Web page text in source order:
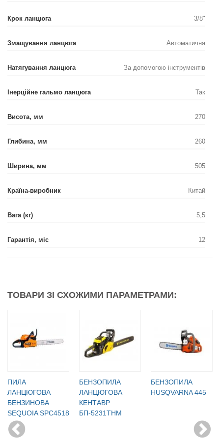
Крок ланцюга 3/8"
Змащування ланцюга Автоматична
Натягування ланцюга За допомогою інструментів
Інерційне гальмо ланцюга Так
Висота, мм 270
Глибина, мм 260
Ширина, мм 505
Країна-виробник Китай
Вага (кг) 5,5
Гарантія, міс 12
ТОВАРИ ЗІ СХОЖИМИ ПАРАМЕТРАМИ:
ПИЛА
ЛАНЦЮГОВА
БЕНЗИНОВА
SEQUOIA SPC4518
БЕНЗОПИЛА
ЛАНЦЮГОВА
КЕНТАВР
БП-5231ТНМ
БЕНЗОПИЛА
HUSQVARNA 445